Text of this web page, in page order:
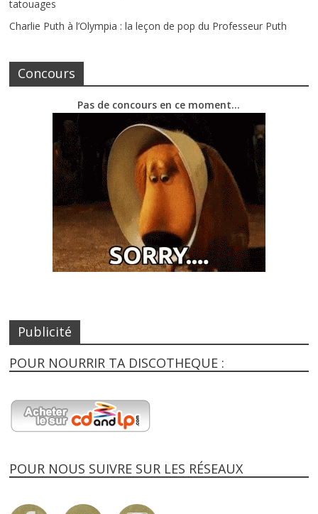
tatouages
Charlie Puth à l’Olympia : la leçon de pop du Professeur Puth
Concours
Pas de concours en ce moment…
Publicité
POUR NOURRIR TA DISCOTHEQUE :
POUR NOUS SUIVRE SUR LES RÉSEAUX